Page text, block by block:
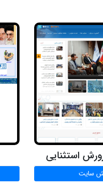
استثنایی
سایت